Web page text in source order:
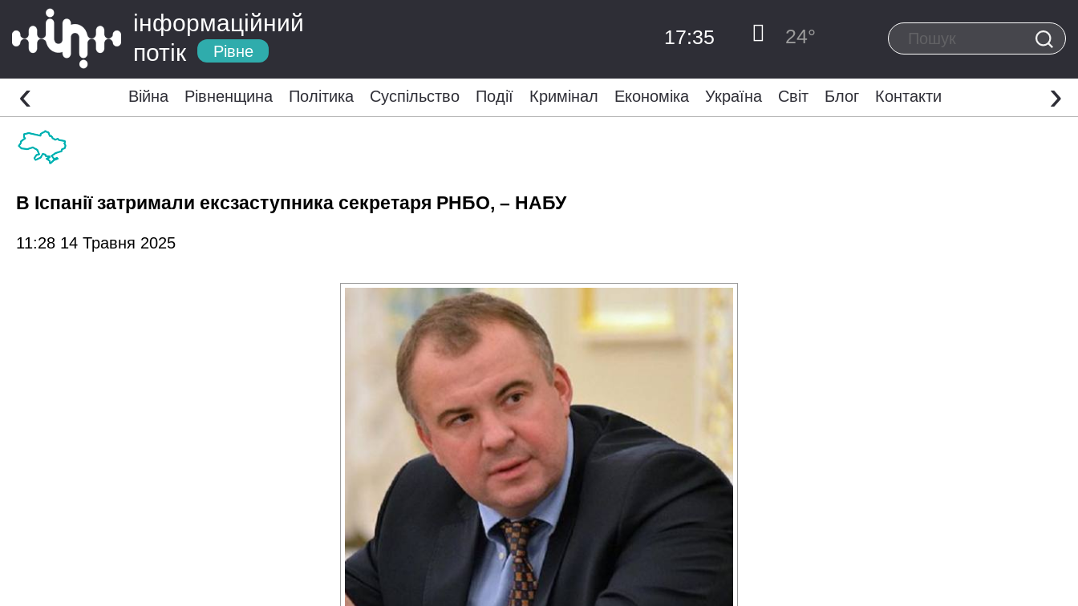
інформаційний
потік
Рівне
17:35 24°
Війна Рівненщина Політика Суспільство Події Кримінал Економіка Україна Світ Блог Контакти
‹ ›
В Іспанії затримали ексзаступника секретаря РНБО, – НАБУ
11:28 14 Травня 2025